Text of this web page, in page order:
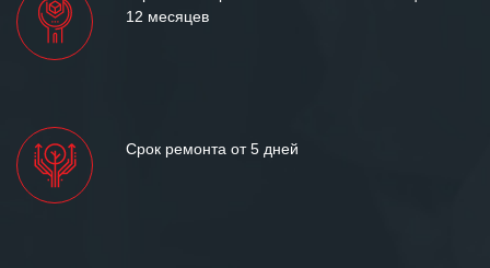
12 месяцев
Срок ремонта от 5 дней